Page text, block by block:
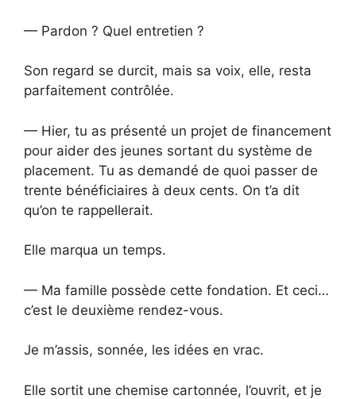
— Pardon ? Quel entretien ?
Son regard se durcit, mais sa voix, elle, resta
parfaitement contrôlée.
— Hier, tu as présenté un projet de financement
pour aider des jeunes sortant du système de
placement. Tu as demandé de quoi passer de
trente bénéficiaires à deux cents. On t’a dit
qu’on te rappellerait.
Elle marqua un temps.
— Ma famille possède cette fondation. Et ceci…
c’est le deuxième rendez-vous.
Je m’assis, sonnée, les idées en vrac.
Elle sortit une chemise cartonnée, l’ouvrit, et je